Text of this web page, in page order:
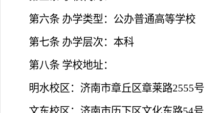
第六条 办学类型：公办普通高等学校
第七条 办学层次：本科
第八条 学校地址：
明水校区：济南市章丘区章莱路2555号